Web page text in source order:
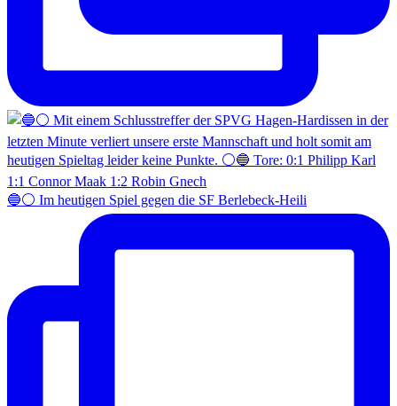
🔵⚪️ Im heutigen Spiel gegen die SF Berlebeck-Heili